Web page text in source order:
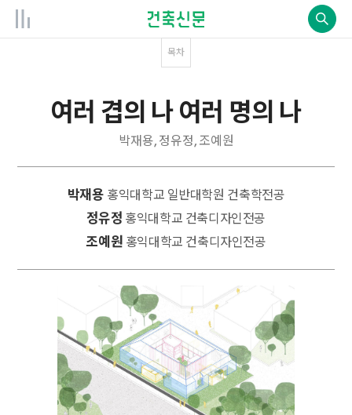
목차
여러 겹의 나 여러 명의 나
박재용, 정유정, 조예원
박재용 홍익대학교 일반대학원 건축학전공
정유정 홍익대학교 건축디자인전공
조예원 홍익대학교 건축디자인전공